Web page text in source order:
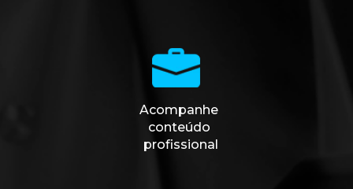
Acompanhe
conteúdo
profissional